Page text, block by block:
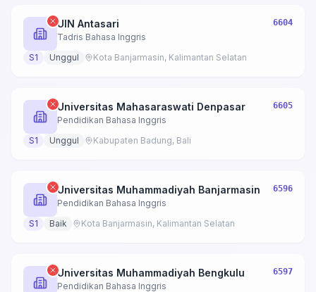
UIN Antasari
Tadris Bahasa Inggris
6604
S1 Unggul Kota Banjarmasin, Kalimantan Selatan
Universitas Mahasaraswati Denpasar
Pendidikan Bahasa Inggris
6605
S1 Unggul Kabupaten Badung, Bali
Universitas Muhammadiyah Banjarmasin
Pendidikan Bahasa Inggris
6596
S1 Baik Kota Banjarmasin, Kalimantan Selatan
Universitas Muhammadiyah Bengkulu
Pendidikan Bahasa Inggris
6597